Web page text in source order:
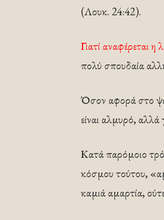
(Λουκ. 24:42).
Γιατί αναφέρεται η
πολύ σπουδαία
Όσον αφορά στο
είναι αλμυρό, αλλά
Κατά παρόμοιο
κόσμου τούτου,
καμιά αμαρτία,